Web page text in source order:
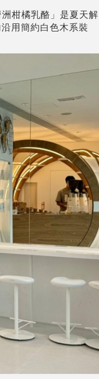
柑橘乳酪」是夏天解
用簡約白色木系裝